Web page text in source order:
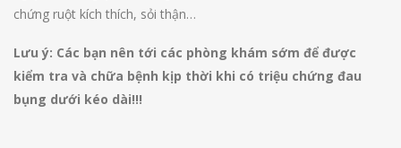
chứng ruột kích thích, sỏi thận…
Lưu ý: Các bạn nên tới các phòng khám sớm để được
kiểm tra và chữa bệnh kịp thời khi có triệu chứng đau
bụng dưới kéo dài!!!